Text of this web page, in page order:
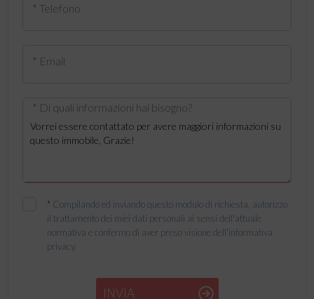
* Telefono
* Email
* Di quali informazioni hai bisogno?
* Compilando ed inviando questo modulo di richiesta, autorizzo
il trattamento dei miei dati personali ai sensi dell'attuale
normativa e confermo di aver preso visione dell'informativa
privacy.
INVIA